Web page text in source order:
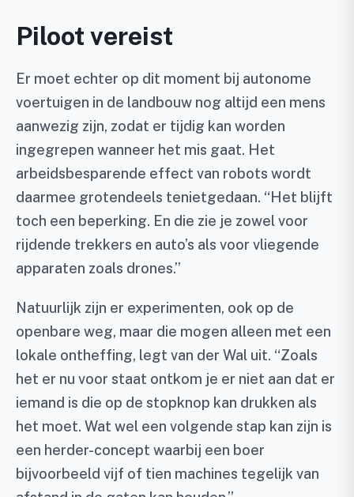
Piloot vereist
Er moet echter op dit moment bij autonome
voertuigen in de landbouw nog altijd een mens
aanwezig zijn, zodat er tijdig kan worden
ingegrepen wanneer het mis gaat. Het
arbeidsbesparende effect van robots wordt
daarmee grotendeels tenietgedaan. “Het blijft
toch een beperking. En die zie je zowel voor
rijdende trekkers en auto’s als voor vliegende
apparaten zoals drones.”
Natuurlijk zijn er experimenten, ook op de
openbare weg, maar die mogen alleen met een
lokale ontheffing, legt van der Wal uit. “Zoals
het er nu voor staat ontkom je er niet aan dat er
iemand is die op de stopknop kan drukken als
het moet. Wat wel een volgende stap kan zijn is
een herder-concept waarbij een boer
bijvoorbeeld vijf of tien machines tegelijk van